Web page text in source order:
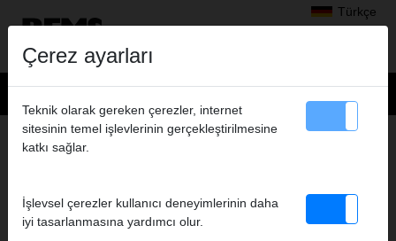
Türkçe
Ürünler>Diş açma, kanal açma> REMS Unimat 75
PAFTA MAKINESI
Çerez ayarları
Teknik olarak gereken çerezler, internet
sitesinin temel işlevlerinin gerçekleştirilmesine
katkı sağlar.
İşlevsel çerezler kullanıcı deneyimlerinin daha
iyi tasarlanmasına yardımcı olur.